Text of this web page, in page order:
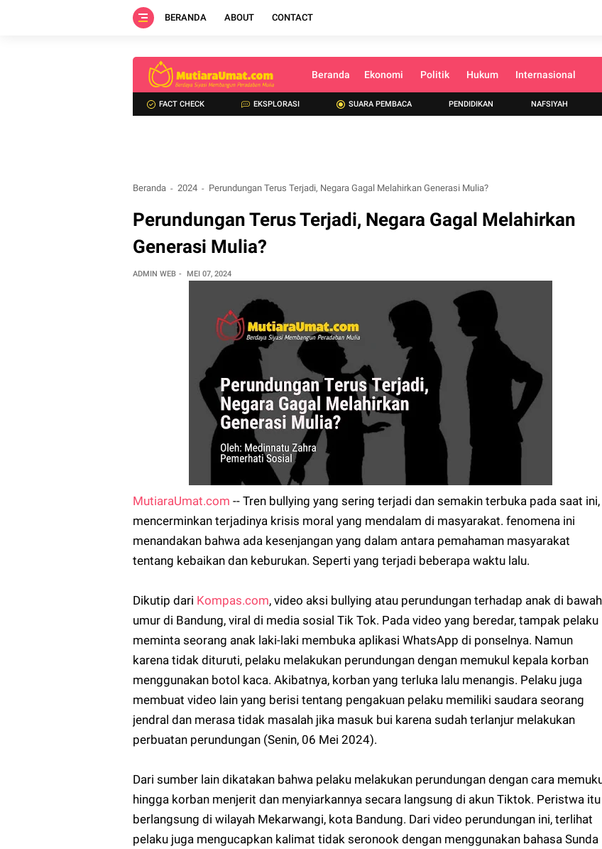
BERANDA ABOUT CONTACT
Beranda Ekonomi Politik Hukum Internasional
FACT CHECK EKSPLORASI SUARA PEMBACA PENDIDIKAN NAFSIYAH
Beranda 2024 Perundungan Terus Terjadi, Negara Gagal Melahirkan Generasi Mulia?
Perundungan Terus Terjadi, Negara Gagal Melahirkan
Generasi Mulia?
ADMIN WEB MEI 07, 2024
MutiaraUmat.com -- Tren bullying yang sering terjadi dan semakin terbuka pada saat ini,
mencerminkan terjadinya krisis moral yang mendalam di masyarakat. fenomena ini
menandakan bahwa ada kesenjangan yang dalam antara pemahaman masyarakat
tentang kebaikan dan keburukan. Seperti yang terjadi beberapa waktu lalu.
Dikutip dari Kompas.com, video aksi bullying atau perundungan terhadap anak di bawah
umur di Bandung, viral di media sosial Tik Tok. Pada video yang beredar, tampak pelaku
meminta seorang anak laki-laki membuka aplikasi WhatsApp di ponselnya. Namun
karena tidak dituruti, pelaku melakukan perundungan dengan memukul kepala korban
menggunakan botol kaca. Akibatnya, korban yang terluka lalu menangis. Pelaku juga
membuat video lain yang berisi tentang pengakuan pelaku memiliki saudara seorang
jendral dan merasa tidak masalah jika masuk bui karena sudah terlanjur melakukan
perbuatan perundungan (Senin, 06 Mei 2024).
Dari sumber lain dikatakan bahwa pelaku melakukan perundungan dengan cara
hingga korban menjerit dan menyiarkannya secara langsung di akun Tiktok. Peristwa itu
berlangsung di wilayah Mekarwangi, kota Bandung. Dari video perundungan ini, terlihat
pelaku juga mengucapkan kalimat tidak seronook dengan menggunakan bahasa Sunda